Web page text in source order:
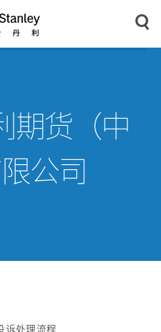
Morgan
Japan
Search
期货（中
公司
诉处理流程